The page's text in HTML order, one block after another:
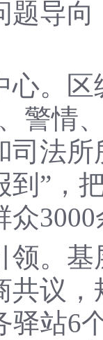
向
区级
警情
司法
到”，
基
共议，
驿站6